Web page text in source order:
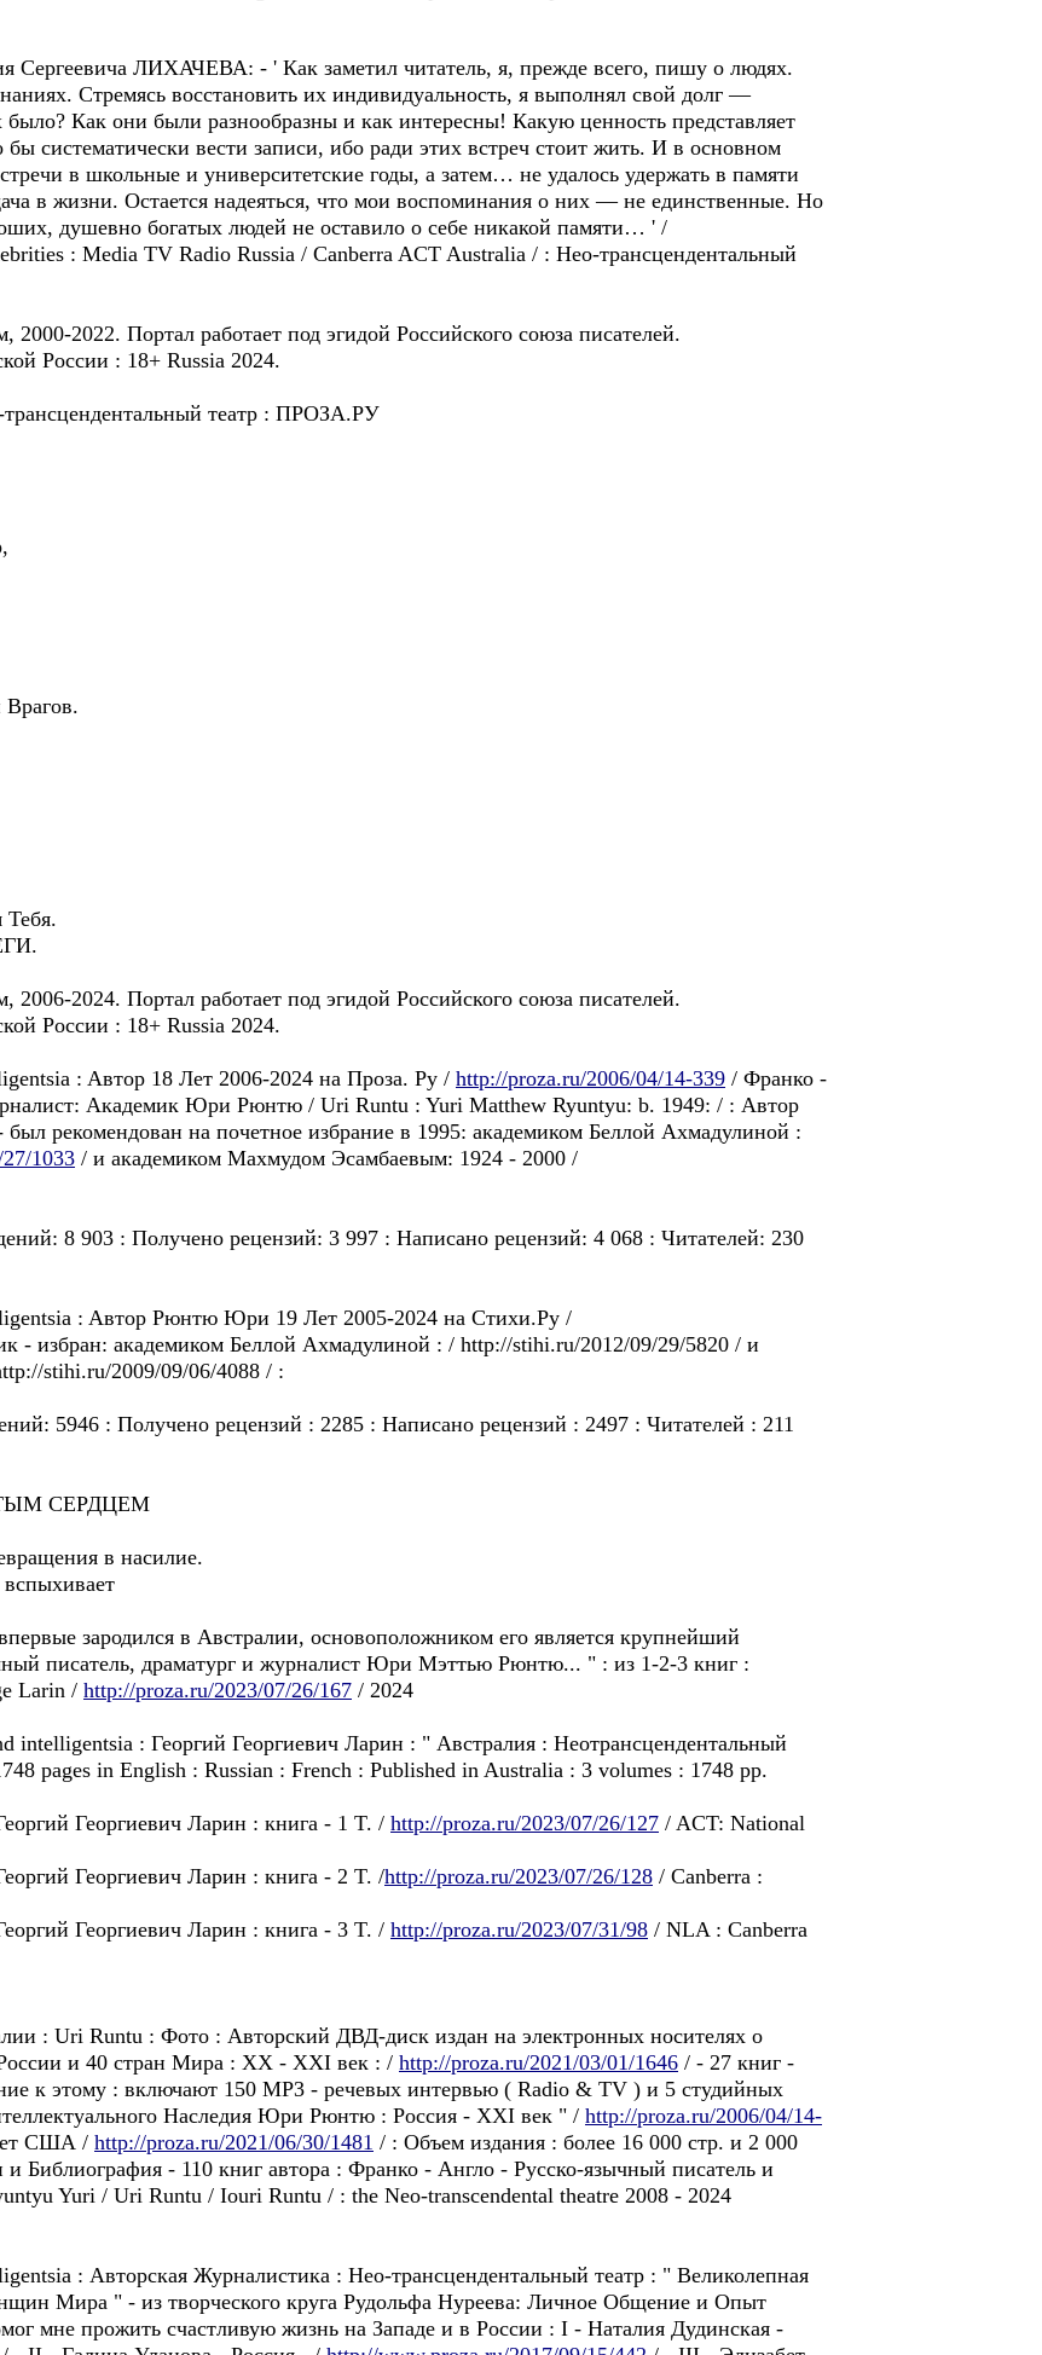
ЛИХАЧЕВА: - ' Как заметил читатель, я, прежде всего, пишу о людях.
Стремясь восстановить их индивидуальность, я выполнял свой долг —
Как они были разнообразны и как интересны! Какую ценность представляет
систематически вести записи, ибо ради этих встреч стоит жить. И в основном
в школьные и университетские годы, а затем… не удалось удержать в памяти
в жизни. Остается надеяться, что мои воспоминания о них — не единственные. Но
душевно богатых людей не оставило о себе никакой памяти… ' /
: Media TV Radio Russia / Canberra ACT Australia / : Hео-трансцендентальный
2022. Портал работает под эгидой Российского союза писателей.
России : 18+ Russia 2024.
театр : ПРОЗА.РУ
2024. Портал работает под эгидой Российского союза писателей.
России : 18+ Russia 2024.
: Aвтор 18 Лeт 2006-2024 на Проза. Pу / http://proza.ru/2006/04/14-339 / Франко -
Академик Юри Рюнтю / Uri Runtu : Yuri Matthew Ryuntyu: b. 1949: / : Автор
рекомендован на почетное избрание в 1995: академиком Беллой Ахмадулиной :
1033 / и академиком Махмудом Эсамбаевым: 1924 - 2000 /
8 903 : Получено рецензий: 3 997 : Написано рецензий: 4 068 : Читателей: 230
: Aвтор Рюнтю Юри 19 Лeт 2005-2024 на Стихи.Pу /
- избран: академиком Беллой Ахмадулиной : / http://stihi.ru/2012/09/29/5820 / и
stihi.ru/2009/09/06/4088 / :
5946 : Получено рецензий : 2285 : Написано рецензий : 2497 : Читателей : 211
СЕРДЦЕМ
в насилие.
вспыхивает
зародился в Австралии, основоположником его является крупнейший
писатель, драматург и журналист Юри Мэттью Рюнтю... " : из 1-2-3 книг :
Larin / http://proza.ru/2023/07/26/167 / 2024
: Георгий Георгиевич Ларин : " Австралия : Hеотрансцендентальный
pages in English : Russian : French : Published in Australia : 3 volumes : 1748 pp.
Георгиевич Ларин : книгa - 1 T. / http://proza.ru/2023/07/26/127 / ACT: National
Георгиевич Ларин : книгa - 2 T. /http://proza.ru/2023/07/26/128 / Canberra :
Георгиевич Ларин : книгa - 3 T. / http://proza.ru/2023/07/31/98 / NLA : Canberra
: Uri Runtu : Фото : Авторский ДВД-диск издан на электронных носителях о
и 40 стран Мира : XX - XXI век : / http://proza.ru/2021/03/01/1646 / - 27 книг -
к этому : включают 150 MP3 - речевых интервью ( Radio & TV ) и 5 студийных
Наследия Юри Рюнтю : Россия - ХXI век " / http://proza.ru/2006/04/14-
США / http://proza.ru/2021/06/30/1481 / : Объем издания : более 16 000 стр. и 2 000
Библиография - 110 книг автора : Франко - Англо - Pусско-язычный писатель и
Yuri / Uri Runtu / Iouri Runtu / : the Neo-transcendental theatre 2008 - 2024
: Авторская Журналистика : Hео-трансцендентальный театр : " Великолепная
Мира " - из творческого круга Рудольфа Нуреева: Личное Общение и Опыт
мне прожить счастливую жизнь на Западе и в России : I - Наталия Дудинская -